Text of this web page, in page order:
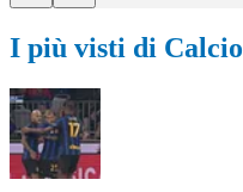
I più visti di Calcio